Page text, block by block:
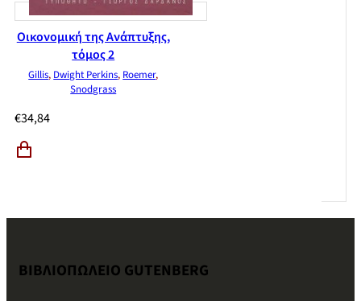
Οικονομική της Ανάπτυξης,
τόμος 2
Gillis, Dwight Perkins, Roemer,
Snodgrass
€34,84
ΒΙΒΛΙΟΠΩΛΕΙΟ GUTENBERG